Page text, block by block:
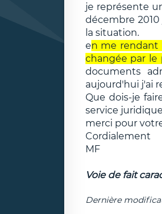
je représente
décembre
la situation.
en me rendant
changée par le
documents
aujourd'hui j'ai
Que dois-je
service
merci pour
Cordialement
MF
Voie de fait
Dernière